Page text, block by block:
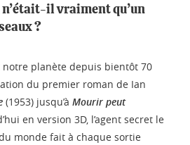
il vraiment qu’un
?
notre planète depuis bientôt 70
du premier roman de Ian
(1953) jusqu’à Mourir peut
en version 3D, l’agent secret le
monde fait à chaque sortie